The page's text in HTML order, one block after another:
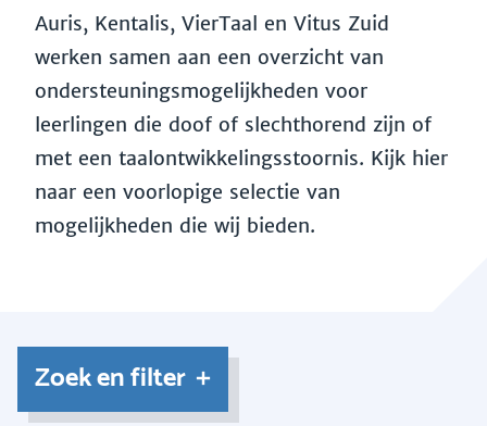
Auris, Kentalis, VierTaal en Vitus Zuid
werken samen aan een overzicht van
ondersteuningsmogelijkheden voor
leerlingen die doof of slechthorend zijn of
met een taalontwikkelingsstoornis. Kijk hier
naar een voorlopige selectie van
mogelijkheden die wij bieden.
Zoek en filter